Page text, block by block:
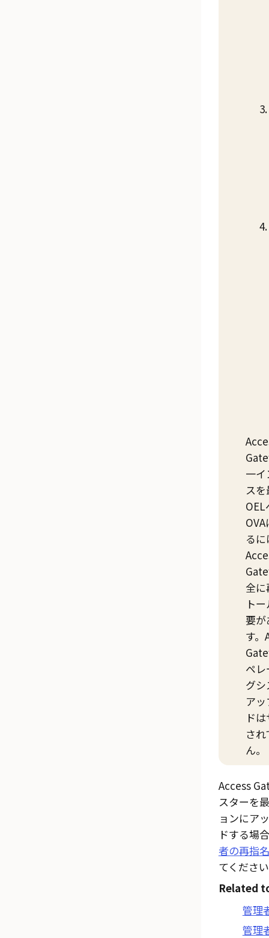
一
ス
OEL
る
全
ト
要が
す。
ペ
グ
ア
ド
さ
ん。
Access
スターを
ョンにア
ドする場
者の再指名
てくださ
Related
管理
管理